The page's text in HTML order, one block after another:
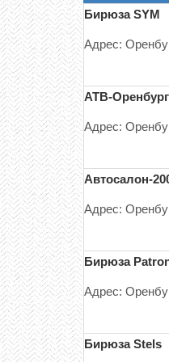
Бирюза SYM
Адрес:
АТВ-
Адрес:
Автосалон-
Адрес:
Бирюза
Адрес:
Бирюза Stels